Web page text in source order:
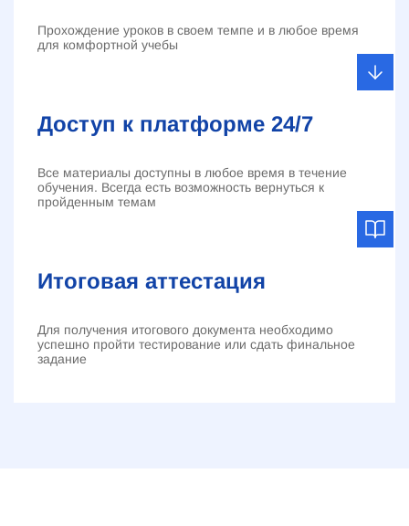
Прохождение уроков в своем темпе и в любое время
для комфортной учебы
Доступ к платформе 24/7
Все материалы доступны в любое время в течение
обучения. Всегда есть возможность вернуться к
пройденным темам
Итоговая аттестация
Для получения итогового документа необходимо
успешно пройти тестирование или сдать финальное
задание